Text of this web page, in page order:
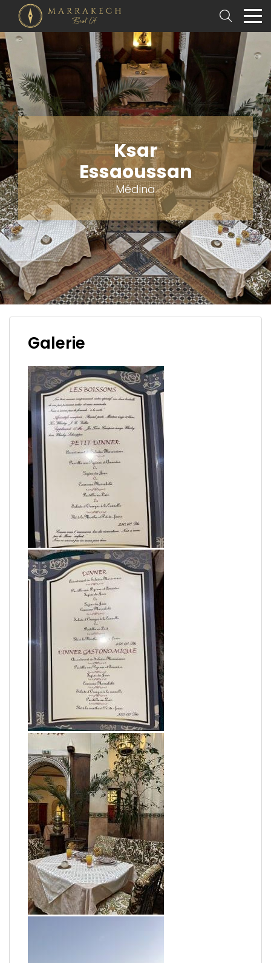
Ksar
Essaoussan
Médina
Galerie